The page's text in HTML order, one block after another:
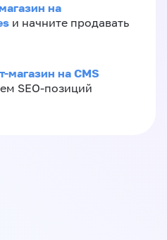
на
и начните продавать
магазин на CMS
SEO-позиций